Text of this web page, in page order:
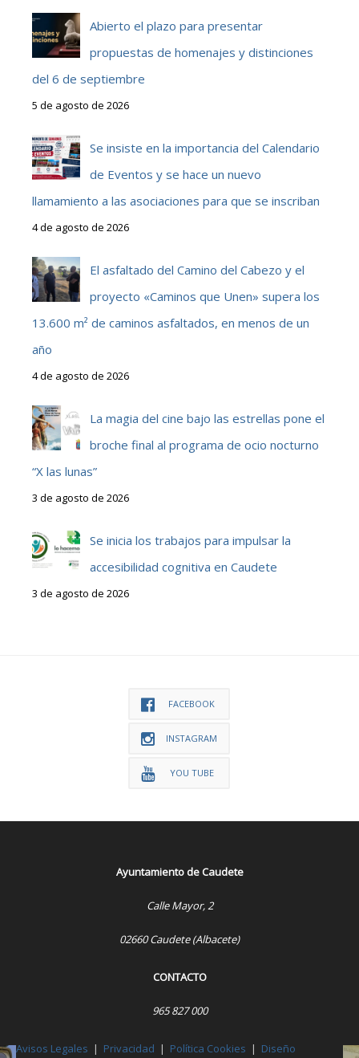
Abierto el plazo para presentar
propuestas de homenajes y distinciones
del 6 de septiembre
5 de agosto de 2026
Se insiste en la importancia del Calendario
de Eventos y se hace un nuevo
llamamiento a las asociaciones para que se inscriban
4 de agosto de 2026
El asfaltado del Camino del Cabezo y el
proyecto «Caminos que Unen» supera los
13.600 m² de caminos asfaltados, en menos de un
año
4 de agosto de 2026
La magia del cine bajo las estrellas pone el
broche final al programa de ocio nocturno
“X las lunas”
3 de agosto de 2026
Se inicia los trabajos para impulsar la
accesibilidad cognitiva en Caudete
3 de agosto de 2026
FACEBOOK
INSTAGRAM
YOU TUBE
Ayuntamiento de Caudete
Calle Mayor, 2
02660 Caudete (Albacete)
CONTACTO
965 827 000
Avisos Legales | Privacidad | Política Cookies | Diseño